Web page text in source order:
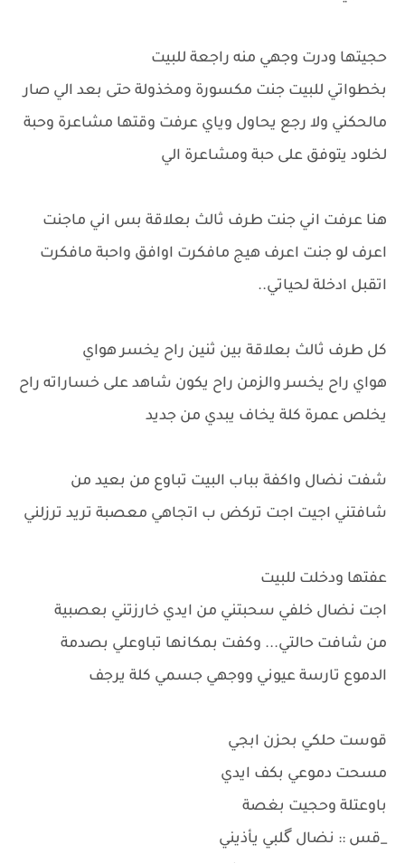
حجيتها ودرت وجهي منه راجعة للبيت
بخطواتي للبيت جنت مكسورة ومخذولة حتى بعد الي صار
مالحكني ولا رجع يحاول وياي عرفت وقتها مشاعرة وحبة
لخلود يتوفق على حبة ومشاعرة الي
هنا عرفت اني جنت طرف ثالث بعلاقة بس اني ماجنت
اعرف لو جنت اعرف هيج مافكرت اوافق واحبة مافكرت
اتقبل ادخلة لحياتي..
كل طرف ثالث بعلاقة بين ثنين راح يخسر هواي
هواي راح يخسر والزمن راح يكون شاهد على خساراته راح
يخلص عمرة كلة يخاف يبدي من جديد
شفت نضال واكفة بباب البيت تباوع من بعيد من
شافتني اجيت اجت تركض ب اتجاهي معصبة تريد ترزلني
عفتها ودخلت للبيت
اجت نضال خلفي سحبتني من ايدي خارزتني بعصبية
من شافت حالتي... وكفت بمكانها تباوعلي بصدمة
الدموع تارسة عيوني ووجهي جسمي كلة يرجف
قوست حلكي بحزن ابجي
مسحت دموعي بكف ايدي
باوعتلة وحجيت بغصة
_قس :: نضال گلبي يأذيني